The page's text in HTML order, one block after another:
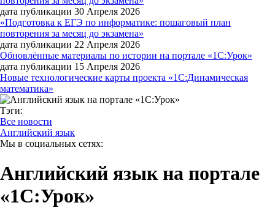
дата публикации 30 Апреля 2026
«Подготовка к ЕГЭ по информатике: пошаговый план
повторения за месяц до экзамена»
дата публикации 22 Апреля 2026
Обновлённые материалы по истории на портале «1С:Урок»
дата публикации 15 Апреля 2026
Новые технологические карты проекта «1С:Динамическая
математика»
Тэги:
Все новости
Английский язык
Мы в социальных сетях:
Английский язык на портале
«1С:Урок»